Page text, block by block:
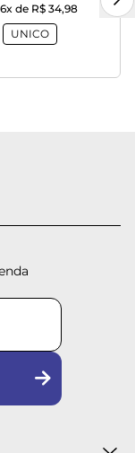
de R$ 34,98
UNICO